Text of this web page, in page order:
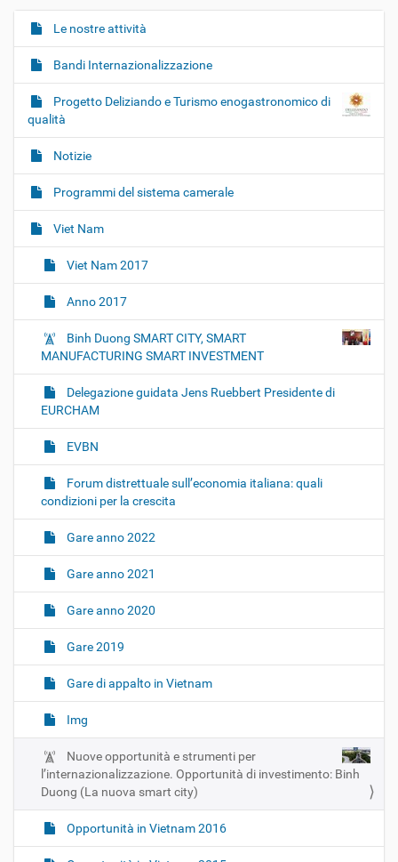
N
a
v
g
a
z
o
n
Le nostre attività
Bandi Internazionalizzazione
Progetto Deliziando e Turismo enogastronomico di
qualità
Notizie
Programmi del sistema camerale
Viet Nam
Viet Nam 2017
Anno 2017
Binh Duong SMART CITY, SMART
MANUFACTURING SMART INVESTMENT
Delegazione guidata Jens Ruebbert Presidente di
EURCHAM
EVBN
Forum distrettuale sull’economia italiana: quali
condizioni per la crescita
Gare anno 2022
Gare anno 2021
Gare anno 2020
Gare 2019
Gare di appalto in Vietnam
Img
Nuove opportunità e strumenti per
l’internazionalizzazione. Opportunità di investimento: Binh
Duong (La nuova smart city)
Opportunità in Vietnam 2016